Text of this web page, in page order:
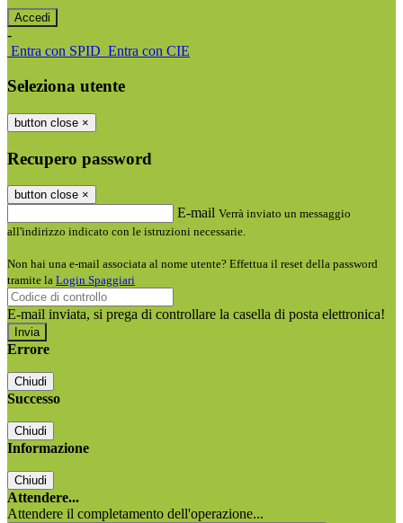
-
Entra con SPID Entra con CIE
Seleziona utente
button close ×
Recupero password
button close ×
E-mail Verrà inviato un messaggio
all'indirizzo indicato con le istruzioni necessarie.
Non hai una e-mail associata al nome utente? Effettua il reset della password
tramite la Login Spaggiari
E-mail inviata, si prega di controllare la casella di posta elettronica!
Errore
Chiudi
Successo
Chiudi
Informazione
Chiudi
Attendere...
Attendere il completamento dell'operazione...